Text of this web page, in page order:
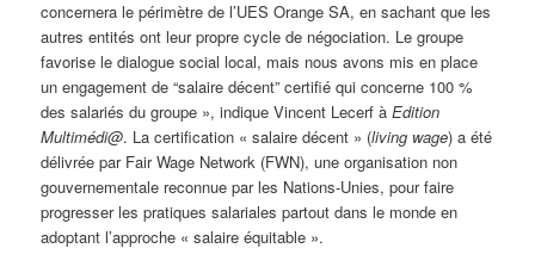
concernera le périmètre de l’UES Orange SA, en sachant que les
autres entités ont leur propre cycle de négociation. Le groupe
favorise le dialogue social local, mais nous avons mis en place
un engagement de “salaire décent” certifié qui concerne 100 %
des salariés du groupe », indique Vincent Lecerf àEdition
Multimédi@. La certification « salaire décent » (living wage) a été
délivrée par Fair Wage Network (FWN), une organisation non
gouvernementale reconnue par les Nations-Unies, pour faire
progresser les pratiques salariales partout dans le monde en
adoptant l’approche « salaire équitable ».